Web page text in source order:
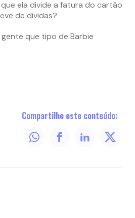
ela divide a fatura do cartão
de dívidas?
que tipo de Barbie
Compartilhe este conteúdo: